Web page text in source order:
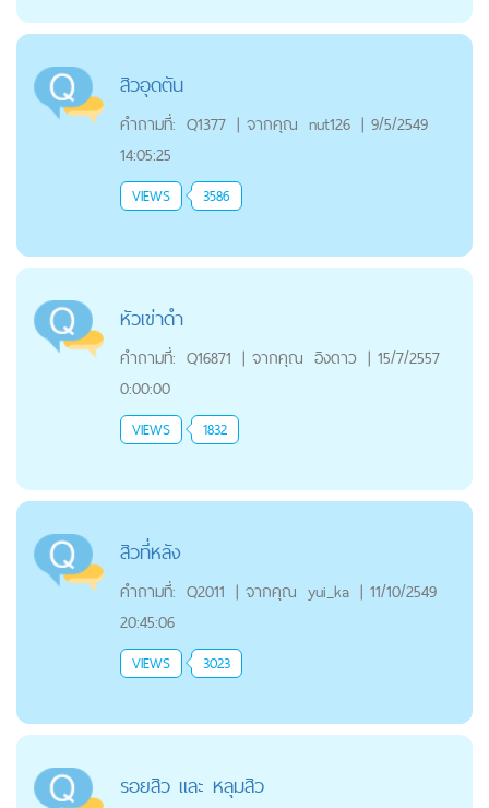
สิวอุดตัน
คำถามที่: Q1377 | จากคุณ nut126 | 9/5/2549
14:05:25
VIEWS 3586
หัวเข่าดำ
คำถามที่: Q16871 | จากคุณ อิงดาว | 15/7/2557
0:00:00
VIEWS 1832
สิวที่หลัง
คำถามที่: Q2011 | จากคุณ yui_ka | 11/10/2549
20:45:06
VIEWS 3023
รอยสิว และ หลุมสิว